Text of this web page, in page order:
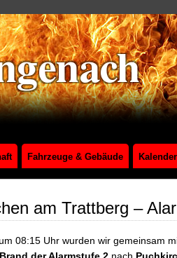
Fahrzeuge & Gebäude Kalender
am Trattberg –
08:15 Uhr wurden wir gemeinsam